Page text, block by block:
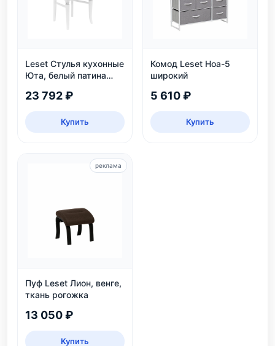
Leset Стулья кухонные
Юта, белый патина
23 792 ₽
Купить
Комод Leset Ноа-5
широкий
5 610 ₽
Купить
Пуф Leset Лион, венге,
ткань рогожка
13 050 ₽
Купить
реклама